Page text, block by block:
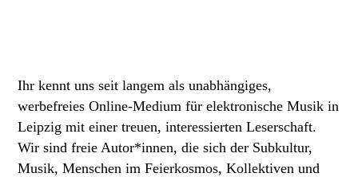
Ihr kennt uns seit langem als unabhängiges,
werbefreies Online-Medium für elektronische Musik in
Leipzig mit einer treuen, interessierten Leserschaft.
Wir sind freie Autor*innen, die sich der Subkultur,
Musik, Menschen im Feierkosmos, Kollektiven und